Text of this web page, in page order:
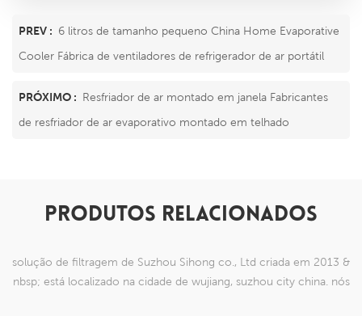
PREV : 6 litros de tamanho pequeno China Home Evaporative
Cooler Fábrica de ventiladores de refrigerador de ar portátil
PRÓXIMO : Resfriador de ar montado em janela Fabricantes
de resfriador de ar evaporativo montado em telhado
PRODUTOS RELACIONADOS
solução de filtragem de Suzhou Sihong co., Ltd criada em 2013 &
nbsp; está localizado na cidade de wujiang, suzhou city china. nós